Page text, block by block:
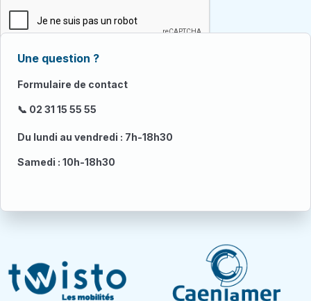
Une question ?
Formulaire de contact
📞 02 31 15 55 55
Du lundi au vendredi : 7h-18h30
Samedi : 10h-18h30